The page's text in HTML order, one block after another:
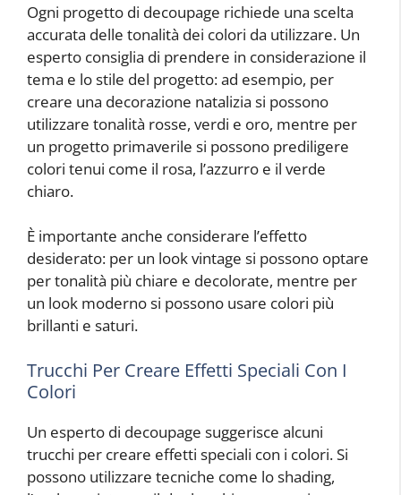
Ogni progetto di decoupage richiede una scelta
accurata delle tonalità dei colori da utilizzare. Un
esperto consiglia di prendere in considerazione il
tema e lo stile del progetto: ad esempio, per
creare una decorazione natalizia si possono
utilizzare tonalità rosse, verdi e oro, mentre per
un progetto primaverile si possono prediligere
colori tenui come il rosa, l’azzurro e il verde
chiaro.
È importante anche considerare l’effetto
desiderato: per un look vintage si possono optare
per tonalità più chiare e decolorate, mentre per
un look moderno si possono usare colori più
brillanti e saturi.
Trucchi Per Creare Effetti Speciali Con I
Colori
Un esperto di decoupage suggerisce alcuni
trucchi per creare effetti speciali con i colori. Si
possono utilizzare tecniche come lo shading,